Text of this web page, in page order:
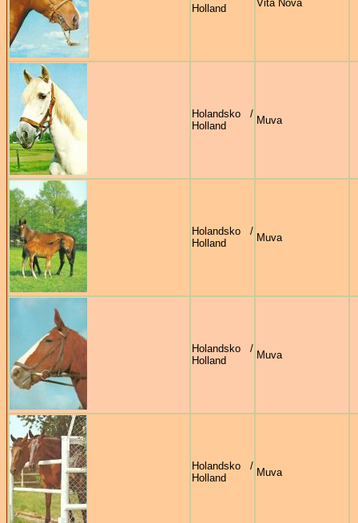
Holland
Vita Nova
Holandsko /
Holland
Muva
Holandsko /
Holland
Muva
Holandsko /
Holland
Muva
Holandsko /
Holland
Muva